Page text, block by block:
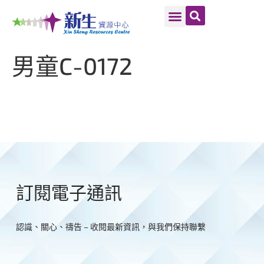
男童C-0172
訂閱電子通訊
認識、關心、禱告 – 收閱最新資訊，與我們保持聯繫